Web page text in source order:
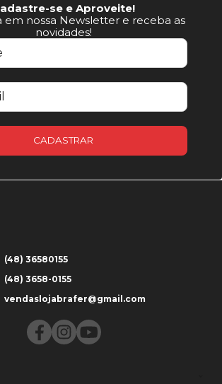
se e Aproveite!
em nossa Newsletter e receba as
novidades!
CADASTRAR
(48) 36580155
(48) 3658-0155
vendaslojabrafer@gmail.com